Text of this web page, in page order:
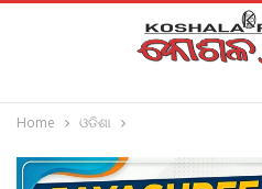
Home ଓଡିଶା